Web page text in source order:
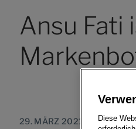
Ansu Fati
29. MÄRZ 2021
Diese